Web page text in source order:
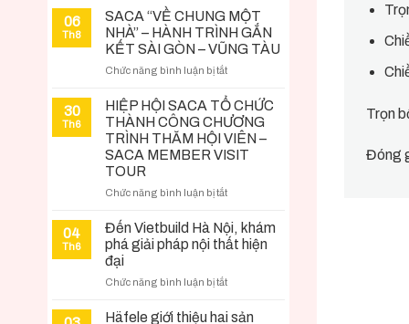
mại
số
“bùng
nổ”
06
Th8
SACA “VỀ CHUNG MỘT
NHÀ” – HÀNH TRÌNH GẮN
KẾT SÀI GÒN – VŨNG TÀU
Chức năng bình luận bị tắtở
“VỀ
CHUNG
MỘT
NHÀ”
–
TRÌNH
KẾT
SÀI
VŨNG
30
Th6
HIỆP HỘI SACA TỔ CHỨC
THÀNH CÔNG CHƯƠNG
TRÌNH THĂM HỘI VIÊN –
SACA MEMBER VISIT
TOUR
Chức năng bình luận bị tắtở
HỘI
SACA
TỔ
THÀNH
CHƯƠNG
04
Th6
Đến Vietbuild Hà Nội, khám
phá giải pháp nội thất hiện
đại
Chức năng bình luận bị tắtở
Vietbuild
Häfele giới thiệu hai sản
Trọn
Đóng